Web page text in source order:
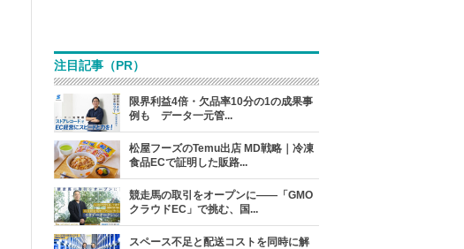
注目記事（PR）
限界利益4倍・欠品率10分の1の成果事
例も データ一元管...
松屋フーズのTemu出店 MD戦略｜冷凍
食品ECで証明した販路...
競走馬の取引をオープンに――「GMO
クラウドEC」で挑む、国...
スペース不足と配送コストを同時に解